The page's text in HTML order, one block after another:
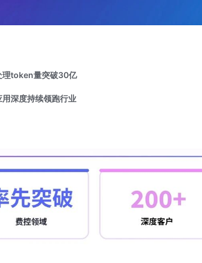
理token量突破30亿
用深度持续领跑行业